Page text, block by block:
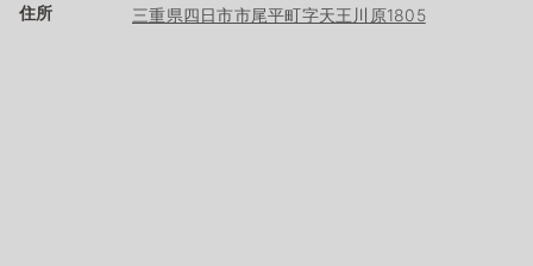
住所 三重県四日市市尾平町字天王川原1805